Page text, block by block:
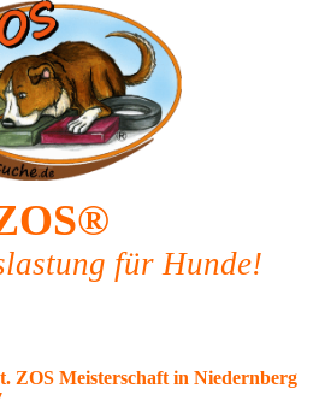
für Hunde!
ZOS Meisterschaft in Niedernberg